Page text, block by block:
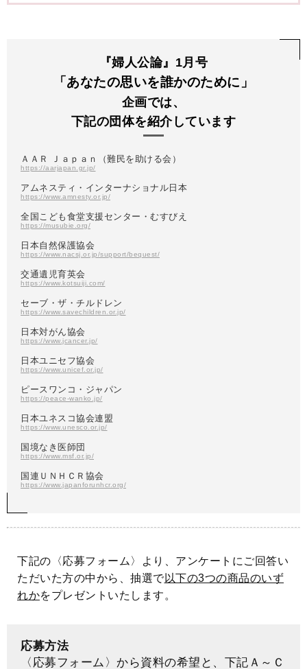
『婦人公論』1月号
「あなたの思いを誰かのために」
企画では、
下記の団体を紹介しています
ＡＡＲ Ｊａｐａｎ（難民を助ける会）
https://aarjapan.gr.jp/
アムネスティ・インターナショナル日本
https://www.amnesty.or.jp/
全国こども食堂支援センター・むすびえ
https://musubie.org/
日本自然保護協会
https://www.nacsj.or.jp/support/bequest/
交通遺児育英会
https://www.kotsuiji.com/
セーブ・ザ・チルドレン
https://www.savechildren.or.jp/
日本対がん協会
https://www.jcancer.jp/
日本ユニセフ協会
https://www.unicef.or.jp/
ピースワンコ・ジャパン
https://peace-wanko.jp/
日本ユネスコ協会連盟
https://www.unesco.or.jp/
国境なき医師団
https://www.msf.or.jp/
国連ＵＮＨＣＲ協会
https://www.japanforunhcr.org/
下記の〈応募フォーム〉より、アンケートにご回答い
ただいた方の中から、抽選で以下の3つの商品のいず
れかをプレゼントいたします。
応募方法
〈応募フォーム〉から資料の希望と、下記Ａ～Ｃ